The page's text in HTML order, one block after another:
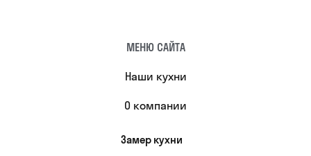
МЕНЮ САЙТА
Наши кухни
О компании
Замер кухни